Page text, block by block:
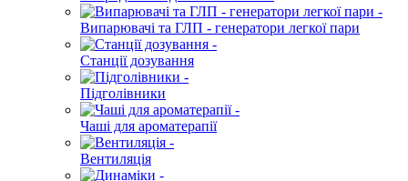
Випарювачі та ГЛП - генератори легкої пари
Станції дозування
Підголівники
Чаші для ароматерапії
Вентиляція